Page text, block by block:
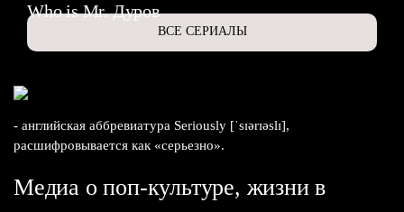
Who is Mr. Дуров
ВСЕ СЕРИАЛЫ
- английская аббревиатура Seriously [ˈsɪərɪəslɪ],
расшифровывается как «серьезно».
Медиа о поп-культуре, жизни в